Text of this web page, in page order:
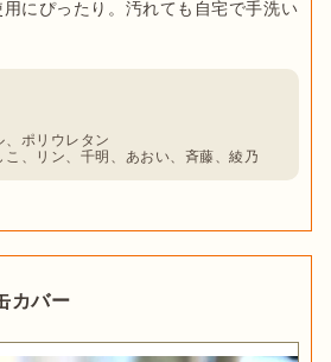
にぴったり。汚れても自宅で手洗い
ポリウレタン
こ、リン、千明、あおい、斉藤、綾乃
カバー